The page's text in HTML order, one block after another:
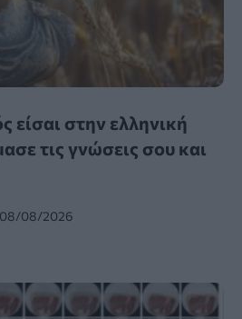
είσαι στην ελληνική
τις γνώσεις σου και
08/08/2026